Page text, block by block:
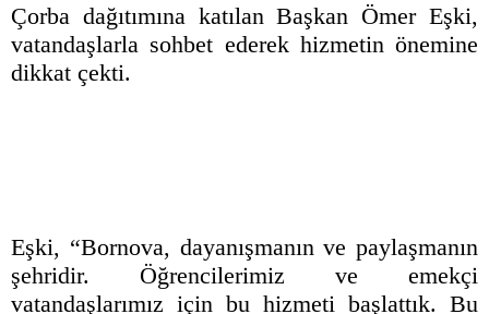
Çorba dağıtımına katılan Başkan Ömer Eşki,
vatandaşlarla sohbet ederek hizmetin önemine
dikkat çekti.
Eşki, “Bornova, dayanışmanın ve paylaşmanın
şehridir. Öğrencilerimiz ve emekçi
vatandaşlarımız için bu hizmeti başlattık. Bu